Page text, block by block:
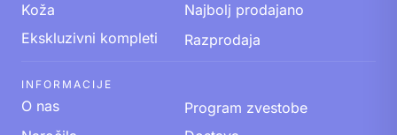
Koža
Najbolj prodajano
Ekskluzivni kompleti
Razprodaja
INFORMACIJE
O nas
Program zvestobe